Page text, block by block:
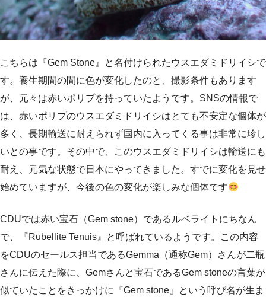
こちらは『Gem Stone』と名付けられたウスエダミドリイシで
す。養生期間の間に色が変化したのと、撮影条件もあります
が、元々は赤いポリプを持っていたようです。SNSの情報で
は、赤いポリプのウスエダミドリイシはとても不安定な個体が
多く、長期輸送に耐えられず国内に入ってくる事は非常に珍し
いとの事です。その中で、このウスエダミドリイシは輸送にも
耐え、元気な状態で日本にやってきました。すでに変化を見せ
始めていますが、今後の色の変化が楽しみな個体です
CDUでは赤い宝石（Gem stone）であるルベライトにちなん
で、『Rubellite Tenuis』と呼ばれているようです。この内容
をCDUのセールス担当であるGemma（通称Gem）さんが二瓶
さんに伝えた際に、Gemさんと宝石であるGem stoneの言葉が
似ていたことをきっかけに『Gem stone』という呼び名が生ま